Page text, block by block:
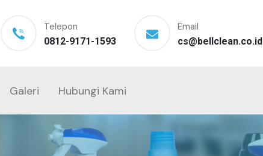
Telepon
0812-9171-1593
Email
cs@bellclean.co.id
Galeri Hubungi Kami